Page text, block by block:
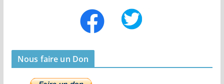
Nous faire un Don